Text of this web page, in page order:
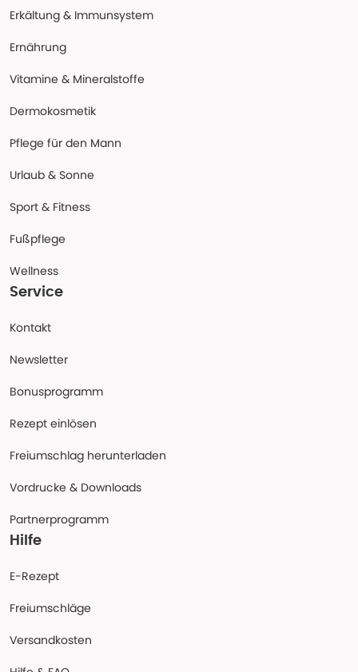
Erkältung & Immunsystem
Ernährung
Vitamine & Mineralstoffe
Dermokosmetik
Pflege für den Mann
Urlaub & Sonne
Sport & Fitness
Fußpflege
Wellness
Service
Kontakt
Newsletter
Bonusprogramm
Rezept einlösen
Freiumschlag herunterladen
Vordrucke & Downloads
Partnerprogramm
Hilfe
E-Rezept
Freiumschläge
Versandkosten